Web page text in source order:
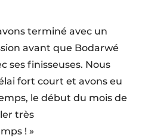
terminé avec un
avant que Bodarwé
ses finisseuses. Nous
fort court et avons eu
le début du mois de
très
! »